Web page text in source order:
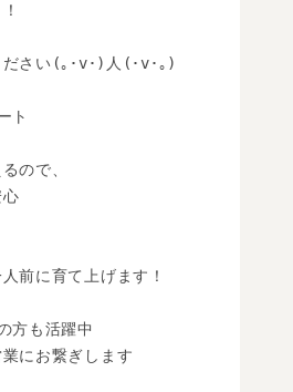
ださい(｡･v･)人(･v･｡)
ト
ので、
前に育て上げます！
方も活躍中
にお繋ぎします